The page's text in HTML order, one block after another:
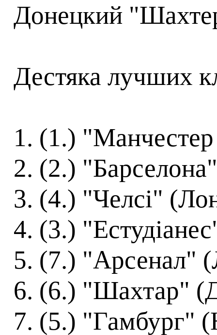
Донецкий
Дестяка лучших
1. (1.)
2. (2.)
3. (4.) "Челсі"
4. (3.)
5. (7.) "Арсенал"
6. (6.) "Шахтар"
7. (5.) "Гамбург"